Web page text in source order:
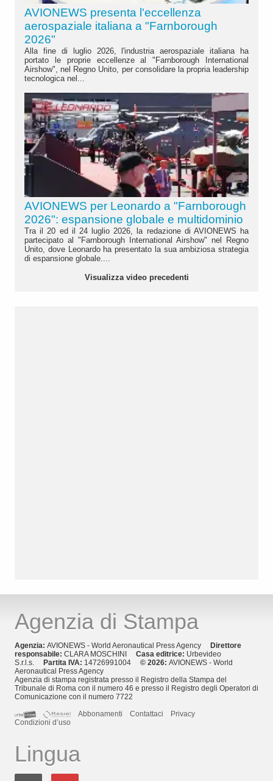
AVIONEWS presenta l'eccellenza
aerospaziale italiana a "Farnborough
2026"
Alla fine di luglio 2026, l'industria aerospaziale italiana ha
portato le proprie eccellenze al "Farnborough International
Airshow", nel Regno Unito, per consolidare la propria leadership
tecnologica nel...
AVIONEWS per Leonardo a "Farnborough
2026": espansione globale e multidominio
Tra il 20 ed il 24 luglio 2026, la redazione di AVIONEWS ha
partecipato al "Farnborough International Airshow" nel Regno
Unito, dove Leonardo ha presentato la sua ambiziosa strategia
di espansione globale....
Visualizza video precedenti
Agenzia di Stampa
Agenzia: AVIONEWS - World Aeronautical Press Agency Direttore
responsabile: CLARA MOSCHINI Casa editrice: Urbevideo
S.r.l.s. Partita IVA: 14726991004 © 2026: AVIONEWS - World
Aeronautical Press Agency
Agenzia di stampa registrata presso il Registro della Stampa del
Tribunale di Roma con il numero 46 e presso il Registro degli Operatori di
Comunicazione con il numero 7722
Abbonamenti
Contattaci
Privacy
Condizioni d’uso
Lingua